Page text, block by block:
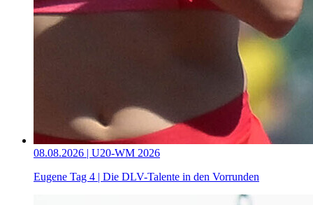
08.08.2026 | U20-WM 2026
Eugene Tag 4 | Die DLV-Talente in den Vorrunden